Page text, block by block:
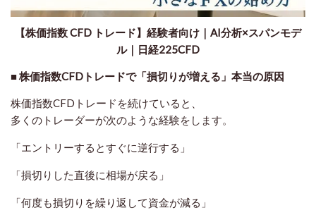
【株価指数 CFD トレード】経験者向け｜AI分析×スパンモデ
ル｜日経225CFD
■ 株価指数CFDトレードで「損切りが増える」本当の原因
株価指数CFDトレードを続けていると、
多くのトレーダーが次のような経験をします。
「エントリーするとすぐに逆行する」
「損切りした直後に相場が戻る」
「何度も損切りを繰り返して資金が減る」